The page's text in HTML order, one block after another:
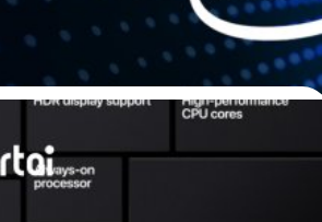
อนเดิม แม้อีก 2 ปีจะหันไปใช้ชิปเซ็ตของ
ราจะยังสนับสนุน Apple เช่นเดิม ซึ่ง Intel ก็
พวกเขาต้องการมุ่งไปที่การเจาะตลาด PC
เพื่อความก้าวหน้าทางอุตสาหกรรม
ายังเชื่อว่าคอมพิวเตอร์ที่ใช้งานชิปของ
คอมพิวเตอร์พกพา Tiger Lake จะยังให้
าคาที่คุ้มค่า สำหรับการใช้งานของผู้ใช้
ดำเนินหน้าพัฒนาต่อไปในฐานะผู้พัฒนา
เซ็ตประมวลผลสถาปัตยกรรม
แล้วทำไมมันถึงน่าตื่นเต้นบน